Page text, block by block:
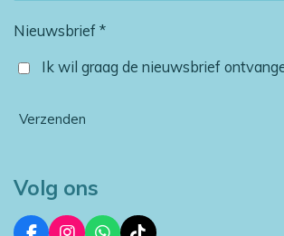
Nieuwsbrief *
Ik wil graag de nieuwsbrief
Verzenden
Volg ons